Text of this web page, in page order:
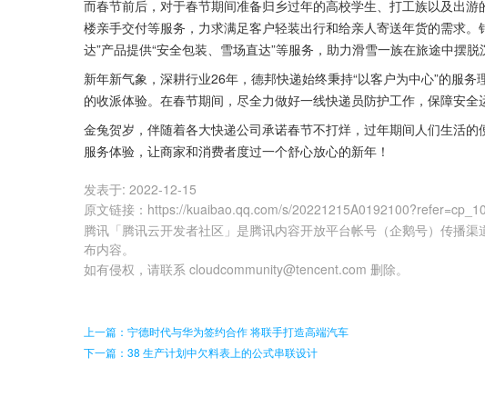
而春节前后，对于春节期间准备归乡过年的高校学生、打工族以及出
楼亲手交付等服务，力求满足客户轻装出行和给亲人寄送年货的需求
达”产品提供“安全包装、雪场直达”等服务，助力滑雪一族在旅途中摆
新年新气象，深耕行业26年，德邦快递始终秉持“以客户为中心”的服
的收派体验。在春节期间，尽全力做好一线快递员防护工作，保障安全
金兔贺岁，伴随着各大快递公司承诺春节不打烊，过年期间人们生活
服务体验，让商家和消费者度过一个舒心放心的新年！
发表于: 2022-12-15
原文链接 ： https://kuaibao.qq.com/s/
腾讯「腾讯云开发者社区」是腾讯内容开放平台帐号（企鹅号）传播渠
布内容。
如有侵权，请联系 cloudcommunity@tencent.com 删除。
上一篇：宁德时代与华为签约合作 将联手打造高端汽车
下一篇：38 生产计划中欠料表上的公式串联设计